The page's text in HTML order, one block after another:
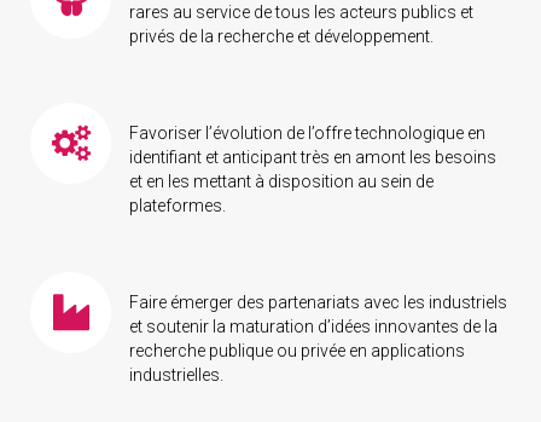
rares au service de tous les acteurs publics et
privés de la recherche et développement.
Favoriser l’évolution de l’offre technologique en
identifiant et anticipant très en amont les besoins
et en les mettant à disposition au sein de
plateformes.
Faire émerger des partenariats avec les industriels
et soutenir la maturation d’idées innovantes de la
recherche publique ou privée en applications
industrielles.